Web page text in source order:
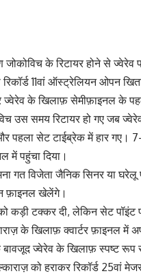
के रिटायर होने से ज्वेरेव
11वां ऑस्ट्रेलियन ओपन
ज्वेरेव के खिलाफ़ सेमीफ़ाइनल के
उस समय रिटायर हो गए जब
पहला सेट टाईब्रेक में हार गए।
में पहुंचा दिया।
गत विजेता जैनिक सिनर या घरेलू
फ़ाइनल खेलेंगे।
कड़ी टक्कर दी, लेकिन सेट पॉइंट
के खिलाफ़ क्वार्टर फ़ाइनल में
ज्वेरेव के खिलाफ़ स्पष्ट रूप
को हराकर रिकॉर्ड 25वां